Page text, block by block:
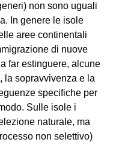
non sono uguali
In genere le isole
aree continentali
di nuove
far estinguere, alcune
la sopravvivenza e la
specifiche per
Sulle isole i
naturale, ma
non selettivo)